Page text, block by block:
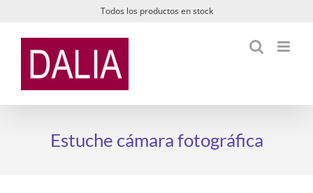
contenido
Todos los productos en stock
Estuche cámara fotográfica